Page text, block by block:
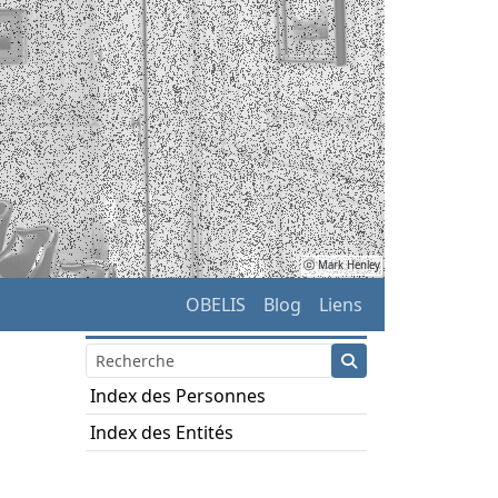
ⓒ Mark Henley
OBELIS Blog Liens
Index des Personnes
Index des Entités